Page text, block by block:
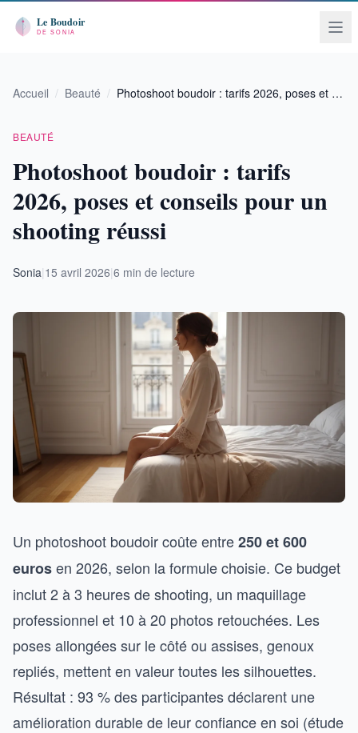
Accueil / Beauté / Photoshoot boudoir : tarifs 2026, poses et …
BEAUTÉ
Photoshoot boudoir : tarifs
2026, poses et conseils pour un
shooting réussi
Sonia|15 avril 2026|6 min de lecture
Un photoshoot boudoir coûte entre250 et 600
eurosen 2026, selon la formule choisie. Ce budget
inclut 2 à 3 heures de shooting, un maquillage
professionnel et 10 à 20 photos retouchées. Les
poses allongées sur le côté ou assises, genoux
repliés, mettent en valeur toutes les silhouettes.
Résultat : 93 % des participantes déclarent une
amélioration durable de leur confiance en soi (étude